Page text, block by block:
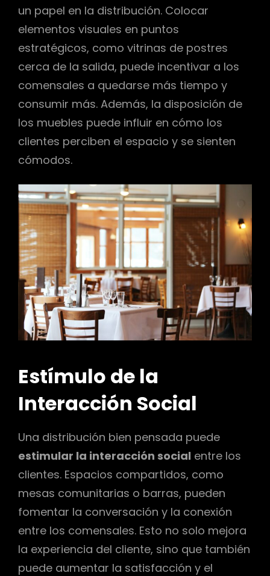
un papel en la distribución. Colocar
elementos visuales en puntos
estratégicos, como vitrinas de postres
cerca de la salida, puede incentivar a los
comensales a quedarse más tiempo y
consumir más. Además, la disposición de
los muebles puede influir en cómo los
clientes perciben el espacio y se sienten
cómodos.
Estímulo de la
Interacción Social
Una distribución bien pensada puede
estimular la interacción social entre los
clientes. Espacios compartidos, como
mesas comunitarias o barras, pueden
fomentar la conversación y la conexión
entre los comensales. Esto no solo mejora
la experiencia del cliente, sino que también
puede aumentar la satisfacción y el